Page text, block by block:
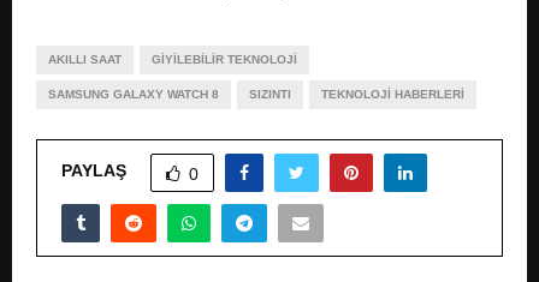
AKILLI SAAT GIYILEBILIR TEKNOLOJI
SAMSUNG GALAXY WATCH 8 SIZINTI TEKNOLOJI HABERLERI
PAYLAŞ 0